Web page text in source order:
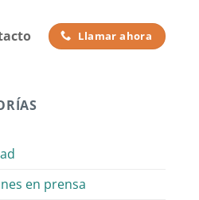
Llamar ahora
en prensa